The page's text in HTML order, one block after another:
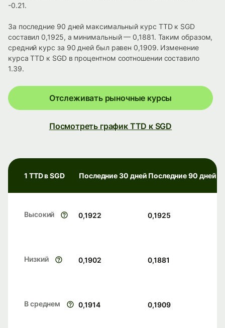
-0.21.
За последние 90 дней максимальный курс TTD к SGD
составил 0,1925, а минимальный — 0,1881. Таким образом,
средний курс за 90 дней был равен 0,1909. Изменение
курса TTD к SGD в процентном соотношении составило
1.39.
Отслеживать рыночные курсы
Посмотреть график TTD к SGD
1 TTD в SGD Последние 30 дней Последние 90 дней
Высокий 0,1922 0,1925
Низкий 0,1902 0,1881
В среднем 0,1914 0,1909